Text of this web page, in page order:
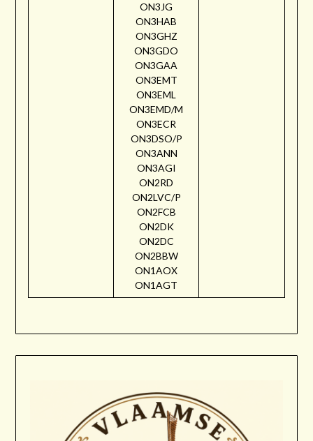
ON3JG
ON3HAB
ON3GHZ
ON3GDO
ON3GAA
ON3EMT
ON3EML
ON3EMD/M
ON3ECR
ON3DSO/P
ON3ANN
ON3AGI
ON2RD
ON2LVC/P
ON2FCB
ON2DK
ON2DC
ON2BBW
ON1AOX
ON1AGT